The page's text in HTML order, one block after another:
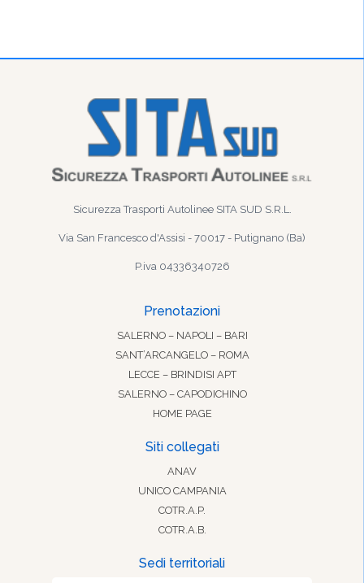
Sicurezza Trasporti Autolinee SITA SUD S.R.L.
Via San Francesco d'Assisi - 70017 - Putignano (Ba)
P.iva 04336340726
Prenotazioni
SALERNO – NAPOLI – BARI
SANT’ARCANGELO – ROMA
LECCE – BRINDISI APT
SALERNO – CAPODICHINO
HOME PAGE
Siti collegati
ANAV
UNICO CAMPANIA
COTR.A.P.
COTR.A.B.
Sedi territoriali